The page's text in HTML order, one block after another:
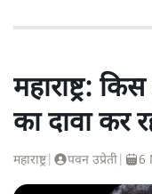
महाराष्ट्र:
का दावा कर
महाराष्ट्र| पवन उप्रेती 6